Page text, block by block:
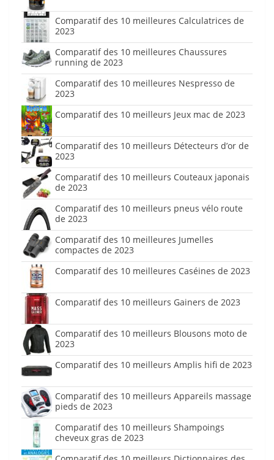
Comparatif des 10 meilleures Calculatrices de
2023
Comparatif des 10 meilleures Chaussures
running de 2023
Comparatif des 10 meilleures Nespresso de
2023
Comparatif des 10 meilleurs Jeux mac de 2023
Comparatif des 10 meilleurs Détecteurs d’or de
2023
Comparatif des 10 meilleurs Couteaux japonais
de 2023
Comparatif des 10 meilleurs pneus vélo route
de 2023
Comparatif des 10 meilleures Jumelles
compactes de 2023
Comparatif des 10 meilleures Caséines de 2023
Comparatif des 10 meilleurs Gainers de 2023
Comparatif des 10 meilleurs Blousons moto de
2023
Comparatif des 10 meilleurs Amplis hifi de 2023
Comparatif des 10 meilleurs Appareils massage
pieds de 2023
Comparatif des 10 meilleurs Shampoings
cheveux gras de 2023